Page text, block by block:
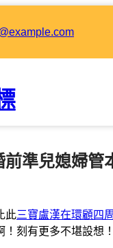
準兒媳婦管
此三寶盧漢在環顧四
！刻有更多不堪設想